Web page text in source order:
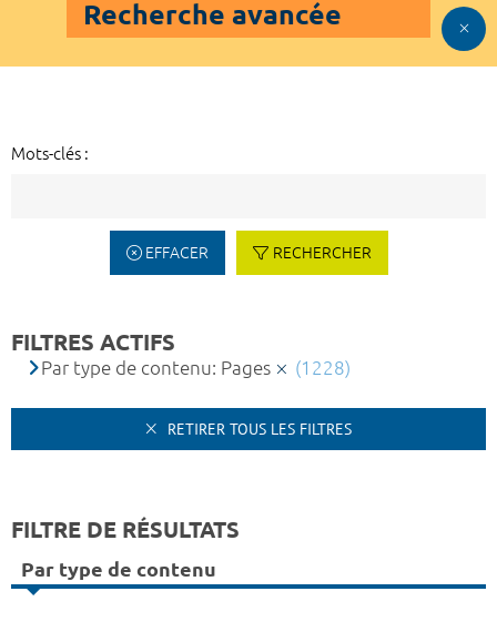
Recherche avancée
Mots-clés :
EFFACER RECHERCHER
FILTRES ACTIFS
Par type de contenu: Pages (1228)
RETIRER TOUS LES FILTRES
FILTRE DE RÉSULTATS
Par type de contenu